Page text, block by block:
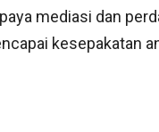
mediasi dan
kesepakatan